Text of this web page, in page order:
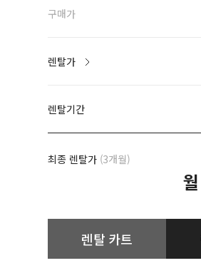
구매가
렌탈가
렌탈기간
최종 렌탈가(3개월)
월
렌탈 카트